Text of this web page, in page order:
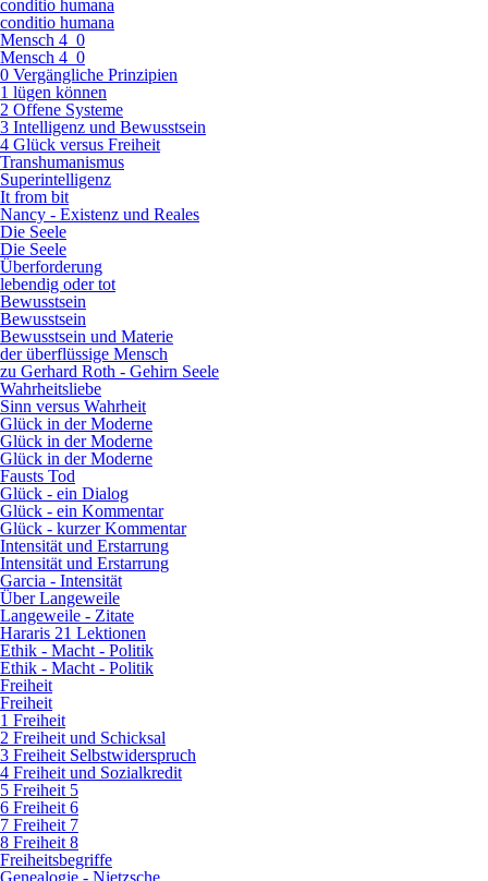
conditio humana
conditio humana
Mensch 4_0
Mensch 4_0
0 Vergängliche Prinzipien
1 lügen können
2 Offene Systeme
3 Intelligenz und Bewusstsein
4 Glück versus Freiheit
Transhumanismus
Superintelligenz
It from bit
Nancy - Existenz und Reales
Die Seele
Die Seele
Überforderung
lebendig oder tot
Bewusstsein
Bewusstsein
Bewusstsein und Materie
der überflüssige Mensch
zu Gerhard Roth - Gehirn Seele
Wahrheitsliebe
Sinn versus Wahrheit
Glück in der Moderne
Glück in der Moderne
Glück in der Moderne
Fausts Tod
Glück - ein Dialog
Glück - ein Kommentar
Glück - kurzer Kommentar
Intensität und Erstarrung
Intensität und Erstarrung
Garcia - Intensität
Über Langeweile
Langeweile - Zitate
Hararis 21 Lektionen
Ethik - Macht - Politik
Ethik - Macht - Politik
Freiheit
Freiheit
1 Freiheit
2 Freiheit und Schicksal
3 Freiheit Selbstwiderspruch
4 Freiheit und Sozialkredit
5 Freiheit 5
6 Freiheit 6
7 Freiheit 7
8 Freiheit 8
Freiheitsbegriffe
Genealogie - Nietzsche